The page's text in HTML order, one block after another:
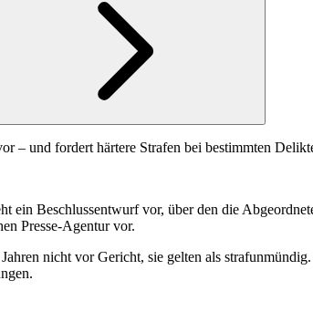
– und fordert härtere Strafen bei bestimmten
ein Beschlussentwurf vor, über den die
Presse-Agentur vor.
nicht vor Gericht, sie gelten als strafunmündig.